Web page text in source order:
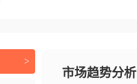
市场趋势分析
>